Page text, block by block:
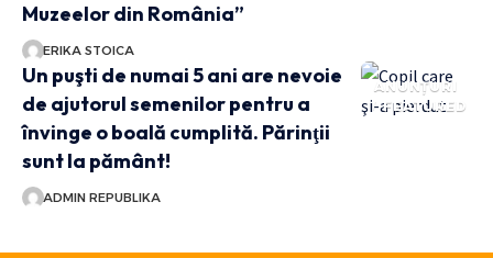
Muzeelor din România”
ERIKA STOICA
ANUNȚURI
FEATURED
Un puşti de numai 5 ani are nevoie
de ajutorul semenilor pentru a
învinge o boală cumplită. Părinţii
sunt la pământ!
ADMIN REPUBLIKA